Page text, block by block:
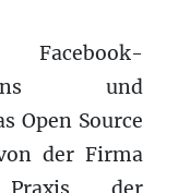
und
Open Source
der Firma